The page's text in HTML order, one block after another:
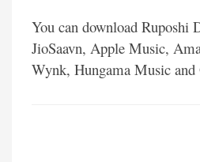
You can download Ruposhi
JioSaavn, Apple Music,
Wynk, Hungama Music